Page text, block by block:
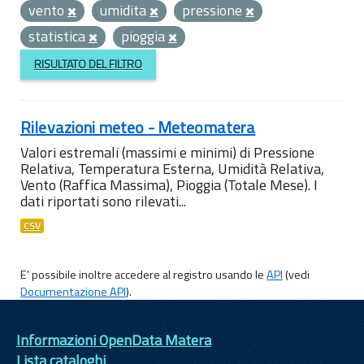
vento
umidita
pressione
statistica
pioggia
RISULTATO DEL FILTRO
Rilevazioni meteo - Meteomatera
Valori estremali (massimi e minimi) di Pressione
Relativa, Temperatura Esterna, Umidità Relativa,
Vento (Raffica Massima), Pioggia (Totale Mese). I
dati riportati sono rilevati...
CSV
E' possibile inoltre accedere al registro usando leAPI(vedi
Documentazione API).
Informazioni OpenData Matera